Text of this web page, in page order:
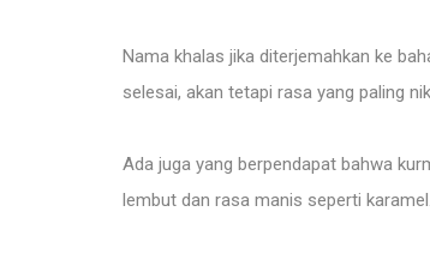
Nama khalas jika diterjemahkan ke
selesai, akan tetapi rasa yang paling
Ada juga yang berpendapat bahwa
lembut dan rasa manis seperti